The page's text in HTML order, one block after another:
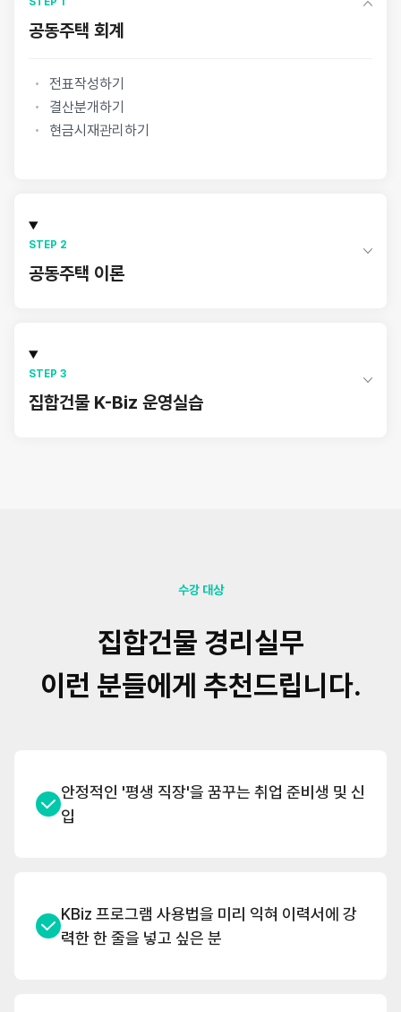
공동주택 회계
전표작성하기
결산분개하기
현금시재관리하기
STEP 2
공동주택 이론
STEP 3
집합건물 K-Biz 운영실습
수강 대상
집합건물 경리실무
이런 분들에게 추천드립니다.
안정적인 '평생 직장'을 꿈꾸는 취업 준비생 및 신
입
KBiz 프로그램 사용법을 미리 익혀 이력서에 강
력한 한 줄을 넣고 싶은 분